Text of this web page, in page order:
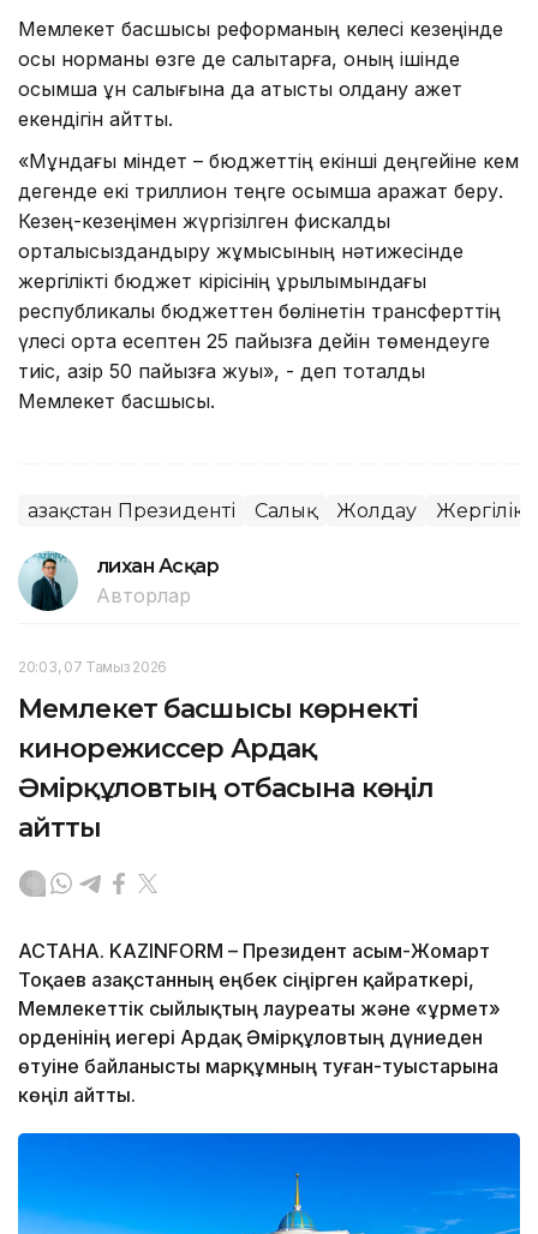
Мемлекет басшысы реформаның келесі кезеңінде
осы норманы өзге де салықтарға, оның ішінде
қосымша құн салығына да қатысты қолдану қажет
екендігін айтты.
«Мұндағы міндет – бюджеттің екінші деңгейіне кем
дегенде екі триллион теңге қосымша қаражат беру.
Кезең-кезеңімен жүргізілген фискалды
орталықсыздандыру жұмысының нәтижесінде
жергілікті бюджет кірісінің құрылымындағы
республикалық бюджеттен бөлінетін трансферттің
үлесі орта есептен 25 пайызға дейін төмендеуге
тиіс, қазір 50 пайызға жуық», - деп тоқталды
Мемлекет басшысы.
Қазақстан Президенті Салық Жолдау
Әлихан Асқар
Авторлар
20:03, 07 Тамыз 2026
Мемлекет басшысы көрнекті
кинорежиссер Ардақ
Әмірқұловтың отбасына көңіл
айтты
АСТАНА. KAZINFORM – Президент Қасым-Жомарт
Тоқаев Қазақстанның еңбек сіңірген қайраткері,
Мемлекеттік сыйлықтың лауреаты және «Құрмет»
орденінің иегері Ардақ Әмірқұловтың дүниеден
өтуіне байланысты марқұмның туған-туыстарына
көңіл айтты.